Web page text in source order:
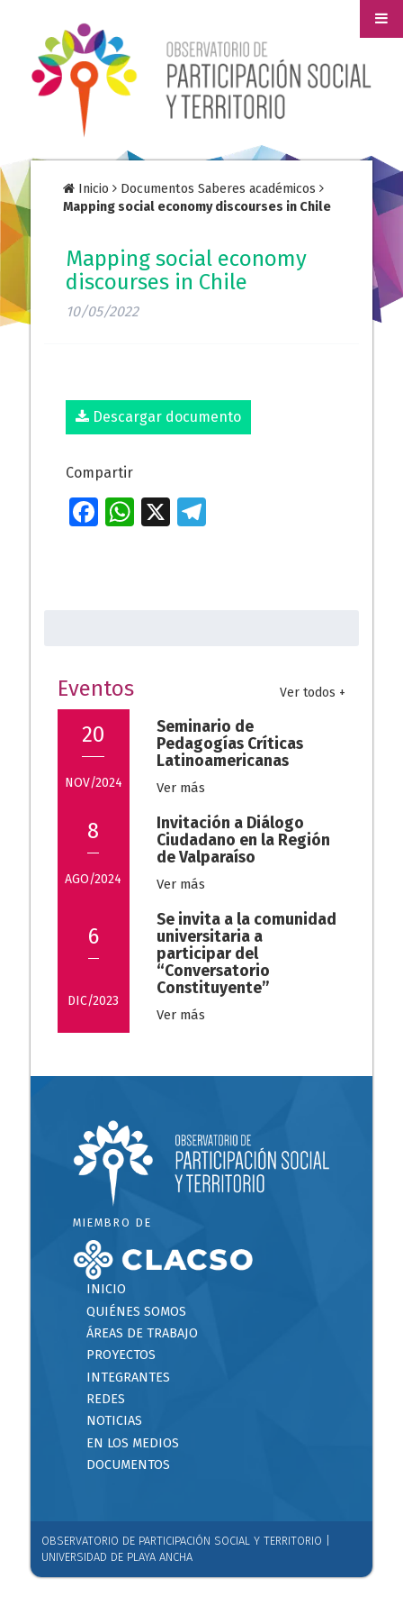
Inicio
Documentos Saberes académicos
Mapping social economy discourses in Chile
Mapping social economy
discourses in Chile
10/05/2022
Descargar documento
Compartir
Fa
W
p
X
Eventos Ver todos +
20
NOV/2024
Seminario de
Pedagogías Críticas
Latinoamericanas
Ver más
8
AGO/2024
Invitación a Diálogo
Ciudadano en la Región
de Valparaíso
Ver más
6
DIC/2023
Se invita a la comunidad
universitaria a
participar del
“Conversatorio
Constituyente”
Ver más
MIEMBRO DE
INICIO
QUIÉNES SOMOS
ÁREAS DE TRABAJO
PROYECTOS
INTEGRANTES
REDES
NOTICIAS
EN LOS MEDIOS
DOCUMENTOS
OBSERVATORIO DE PARTICIPACIÓN SOCIAL Y TERRITORIO |
UNIVERSIDAD DE PLAYA ANCHA